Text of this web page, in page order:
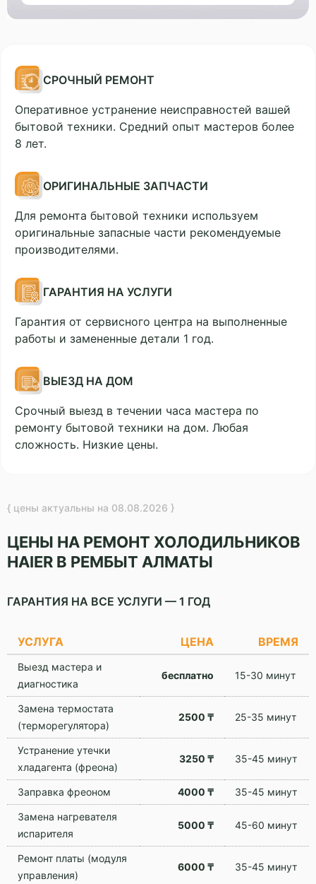
СРОЧНЫЙ РЕМОНТ
Оперативное устранение неисправностей вашей
бытовой техники. Средний опыт мастеров более
8 лет.
ОРИГИНАЛЬНЫЕ ЗАПЧАСТИ
Для ремонта бытовой техники используем
оригинальные запасные части рекомендуемые
производителями.
ГАРАНТИЯ НА УСЛУГИ
Гарантия от сервисного центра на выполненные
работы и замененные детали 1 год.
ВЫЕЗД НА ДОМ
Срочный выезд в течении часа мастера по
ремонту бытовой техники на дом. Любая
сложность. Низкие цены.
{ цены актуальны на 08.08.2026 }
ЦЕНЫ НА РЕМОНТ ХОЛОДИЛЬНИКОВ
HAIER В РЕМБЫТ АЛМАТЫ
ГАРАНТИЯ НА ВСЕ УСЛУГИ — 1 ГОД
УСЛУГА ЦЕНА ВРЕМЯ
Выезд мастера и
диагностика
бесплатно 15-30 минут
Замена термостата
(терморегулятора)
2500 ₸ 25-35 минут
Устранение утечки
хладагента (фреона)
3250 ₸ 35-45 минут
Заправка фреоном 4000 ₸ 35-45 минут
Замена нагревателя
испарителя
5000 ₸ 45-60 минут
Ремонт платы (модуля
управления)
6000 ₸ 35-45 минут